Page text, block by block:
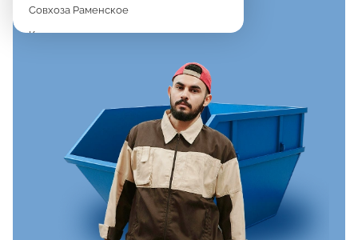
Совхоза Раменское
Константиново
Клишева
Агрохимстанции РАОС